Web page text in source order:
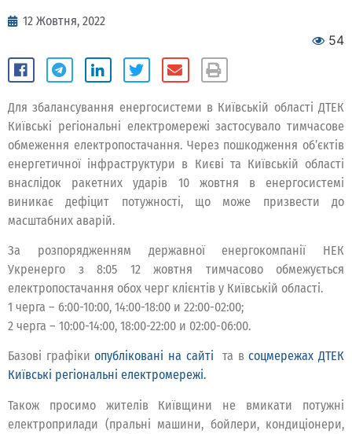
12 Жовтня, 2022
54
Для збалансування енергосистеми в Київській області ДТЕК
Київські регіональні електромережі застосувало тимчасове
обмеження електропостачання. Через пошкодження об’єктів
енергетичної інфраструктури в Києві та Київській області
внаслідок ракетних ударів 10 жовтня в енергосистемі
виникає дефіцит потужності, що може призвести до
масштабних аварій.
За розпорядженням державної енергокомпанії НЕК
Укренерго з 8:05 12 жовтня тимчасово обмежується
електропостачання обох черг клієнтів у Київській області.
1 черга – 6:00-10:00, 14:00-18:00 и 22:00-02:00;
2 черга – 10:00-14:00, 18:00-22:00 и 02:00-06:00.
Базові графікиопубліковані на сайті та всоцмережах ДТЕК
Київські регіональні електромережі.
Також просимо жителів Київщини не вмикати потужні
електроприлади (пральні машини, бойлери, кондиціонери,